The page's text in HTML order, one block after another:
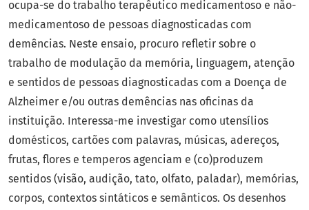
ocupa-se do trabalho terapêutico medicamentoso e não-
medicamentoso de pessoas diagnosticadas com
demências. Neste ensaio, procuro refletir sobre o
trabalho de modulação da memória, linguagem, atenção
e sentidos de pessoas diagnosticadas com a Doença de
Alzheimer e/ou outras demências nas oficinas da
instituição. Interessa-me investigar como utensílios
domésticos, cartões com palavras, músicas, adereços,
frutas, flores e temperos agenciam e (co)produzem
sentidos (visão, audição, tato, olfato, paladar), memórias,
corpos, contextos sintáticos e semânticos. Os desenhos